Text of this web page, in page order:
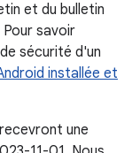
et du bulletin
savoir
sécurité d'un
installée et
une